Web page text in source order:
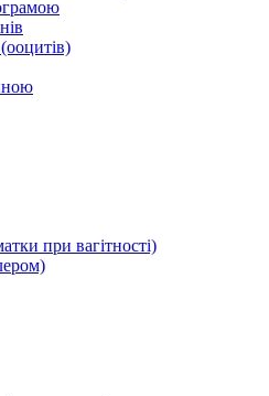
при вагітності)